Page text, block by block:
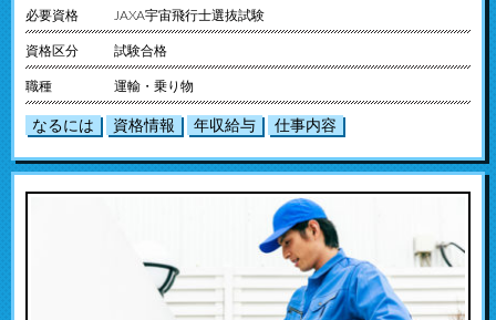
必要資格 JAXA宇宙飛行士選抜試験
資格区分 試験合格
職種 運輸・乗り物
なるには 資格情報 年収給与 仕事内容